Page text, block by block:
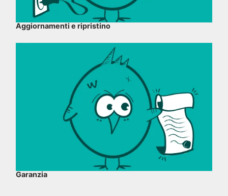
Aggiornamenti e ripristino
Garanzia